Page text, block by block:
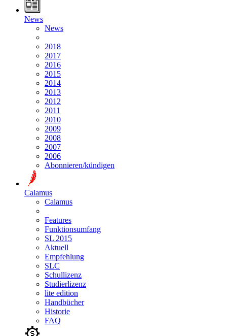
News
News
2018
2017
2016
2015
2014
2013
2012
2011
2010
2009
2008
2007
2006
Abonnieren/kündigen
Calamus
Calamus
Features
Funktionsumfang
SL 2015
Aktuell
Empfehlung
SLC
Schullizenz
Studierlizenz
lite edition
Handbücher
Historie
FAQ